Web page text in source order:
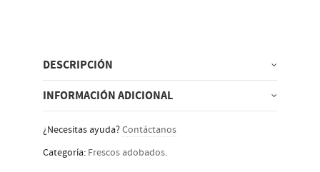
DESCRIPCIÓN
INFORMACIÓN ADICIONAL
¿Necesitas ayuda?Contáctanos
Categoría: Frescos adobados.